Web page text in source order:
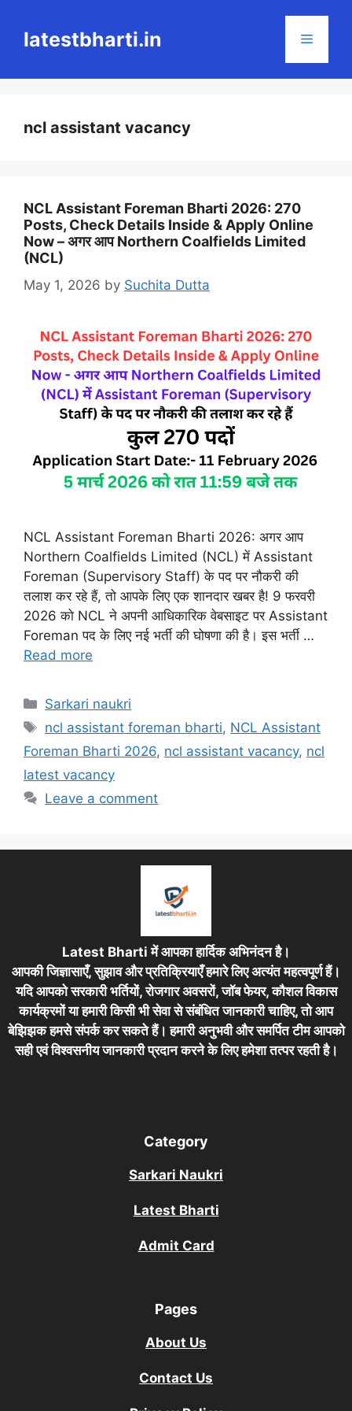
contentlatestbharti.in Menu
ncl assistant vacancy
NCL Assistant Foreman Bharti 2026: 270
Posts, Check Details Inside & Apply Online
Now – अगर आप Northern Coalfields Limited
(NCL)
May 1, 2026 by Suchita Dutta
NCL Assistant Foreman Bharti 2026: अगर आप
Northern Coalfields Limited (NCL) में Assistant
Foreman (Supervisory Staff) के पद पर नौकरी की
तलाश कर रहे हैं, तो आपके लिए एक शानदार खबर है! 9 फरवरी
2026 को NCL ने अपनी आधिकारिक वेबसाइट पर Assistant
Foreman पद के लिए नई भर्ती की घोषणा की है। इस भर्ती …
Read more
Categories
Sarkari naukri
Tags
ncl assistant foreman bharti, NCL Assistant
Foreman Bharti 2026, ncl assistant vacancy, ncl
latest vacancy
Leave a comment
Latest Bharti में आपका हार्दिक अभिनंदन है।
आपकी जिज्ञासाएँ, सुझाव और प्रतिक्रियाएँ हमारे लिए अत्यंत महत्वपूर्ण हैं।
यदि आपको सरकारी भर्तियों, रोजगार अवसरों, जॉब फेयर, कौशल विकास
कार्यक्रमों या हमारी किसी भी सेवा से संबंधित जानकारी चाहिए, तो आप
बेझिझक हमसे संपर्क कर सकते हैं। हमारी अनुभवी और समर्पित टीम आपको
सही एवं विश्वसनीय जानकारी प्रदान करने के लिए हमेशा तत्पर रहती है।
Category
Sarkari Naukri
Latest Bharti
Admit Card
Pages
About Us
Contact Us